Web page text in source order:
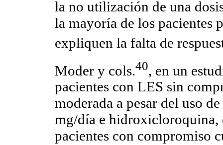
la no utilización de una
la mayoría de los pacientes
expliquen la falta de
Moder y cols.40, en un
pacientes con LES sin
moderada a pesar del uso
mg/día e hidroxicloroquina,
pacientes con compromiso